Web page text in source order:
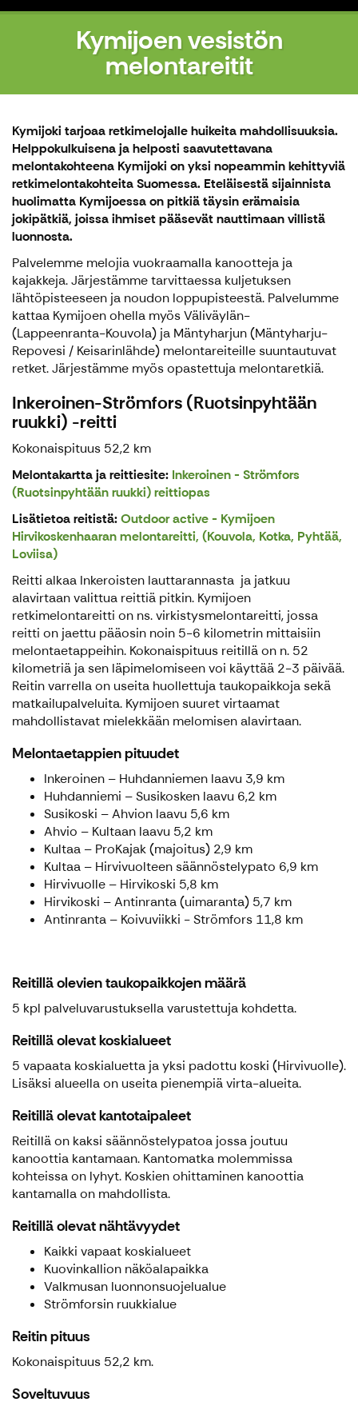
Kymijoen vesistön
melontareitit
Kymijoki tarjoaa retkimelojalle huikeita mahdollisuuksia.
Helppokulkuisena ja helposti saavutettavana
melontakohteena Kymijoki on yksi nopeammin kehittyviä
retkimelontakohteita Suomessa. Eteläisestä sijainnista
huolimatta Kymijoessa on pitkiä täysin erämaisia
jokipätkiä, joissa ihmiset pääsevät nauttimaan villistä
luonnosta.
Palvelemme melojia vuokraamalla kanootteja ja
kajakkeja. Järjestämme tarvittaessa kuljetuksen
lähtöpisteeseen ja noudon loppupisteestä. Palvelumme
kattaa Kymijoen ohella myös Väliväylän-
(Lappeenranta-Kouvola) ja Mäntyharjun (Mäntyharju-
Repovesi / Keisarinlähde) melontareiteille suuntautuvat
retket. Järjestämme myös opastettuja melontaretkiä.
Inkeroinen-Strömfors (Ruotsinpyhtään
ruukki) -reitti
Kokonaispituus 52,2 km
Melontakartta ja reittiesite: Inkeroinen - Strömfors
(Ruotsinpyhtään ruukki) reittiopas
Lisätietoa reitistä:Outdoor active - Kymijoen
Hirvikoskenhaaran melontareitti, (Kouvola, Kotka, Pyhtää,
Loviisa)
Reitti alkaa Inkeroisten lauttarannasta ja jatkuu
alavirtaan valittua reittiä pitkin. Kymijoen
retkimelontareitti on ns. virkistysmelontareitti, jossa
reitti on jaettu pääosin noin 5-6 kilometrin mittaisiin
melontaetappeihin. Kokonaispituus reitillä on n. 52
kilometriä ja sen läpimelomiseen voi käyttää 2-3 päivää.
Reitin varrella on useita huollettuja taukopaikkoja sekä
matkailupalveluita. Kymijoen suuret virtaamat
mahdollistavat mielekkään melomisen alavirtaan.
Melontaetappien pituudet
Inkeroinen – Huhdanniemen laavu 3,9 km
Huhdanniemi – Susikosken laavu 6,2 km
Susikoski – Ahvion laavu 5,6 km
Ahvio – Kultaan laavu 5,2 km
Kultaa – ProKajak (majoitus) 2,9 km
Kultaa – Hirvivuolteen säännöstelypato 6,9 km
Hirvivuolle – Hirvikoski 5,8 km
Hirvikoski – Antinranta (uimaranta) 5,7 km
Antinranta – Koivuviikki - Strömfors 11,8 km
Reitillä olevien taukopaikkojen määrä
5 kpl palveluvarustuksella varustettuja kohdetta.
Reitillä olevat koskialueet
5 vapaata koskialuetta ja yksi padottu koski (Hirvivuolle).
Lisäksi alueella on useita pienempiä virta-alueita.
Reitillä olevat kantotaipaleet
Reitillä on kaksi säännöstelypatoa jossa joutuu
kanoottia kantamaan. Kantomatka molemmissa
kohteissa on lyhyt. Koskien ohittaminen kanoottia
kantamalla on mahdollista.
Reitillä olevat nähtävyydet
Kaikki vapaat koskialueet
Kuovinkallion näköalapaikka
Valkmusan luonnonsuojelualue
Strömforsin ruukkialue
Reitin pituus
Kokonaispituus 52,2 km.
Soveltuvuus